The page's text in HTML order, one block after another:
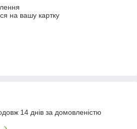
на вашу картку
14 днів за домовленістю